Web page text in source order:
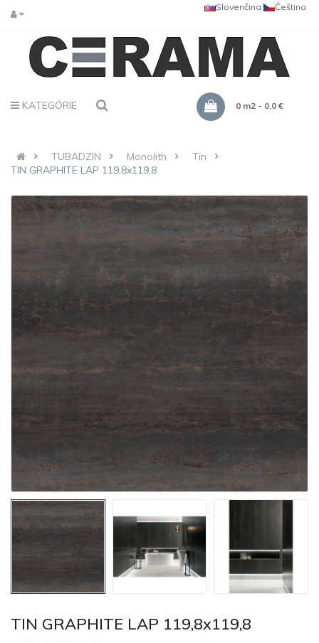
Čeština
Slovenčina
KATEGÓRIE 0 m2 - 0,0 €
TUBADZIN Monolith
Tin
TIN GRAPHITE LAP 119,8x119,8
TIN GRAPHITE LAP 119,8x119,8